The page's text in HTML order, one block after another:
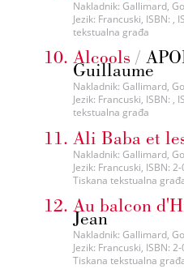
Nakladnik: Gallimard,
Jezik: Francuski, ISBN: ,
tekstualna građa
Alcools /
Guillaume
Nakladnik: Gallimard,
Jezik: Francuski, ISBN: ,
tekstualna građa
Ali Baba et
Nakladnik: Gallimard,
Jezik: Francuski, ISBN:
Tiskana tekstualna
Au balcon
Jean
Nakladnik: Gallimard,
Jezik: Francuski, ISBN:
Tiskana tekstualna